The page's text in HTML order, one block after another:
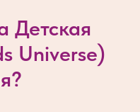
Детская
Universe)